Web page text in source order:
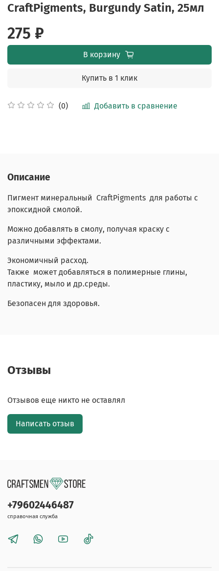
CraftPigments, Burgundy Satin, 25мл
(0) Добавить в сравнение
275 ₽
В корзину
Купить в 1 клик
Описание
Пигмент минеральный CraftPigments для работы с
эпоксидной смолой.
Можно добавлять в смолу, получая краску с
различными эффектами.
Экономичный расход.
Также может добавляться в полимерные глины,
пластику, мыло и др.среды.
Безопасен для здоровья.
Отзывы
Отзывов еще никто не оставлял
Написать отзыв
+79602446487
справочная служба